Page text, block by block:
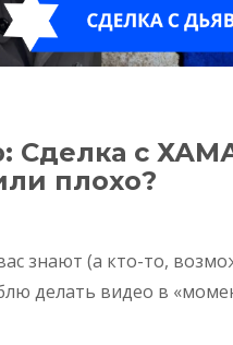
Сделка с
плохо?
знают (а кто-то,
делать видео в